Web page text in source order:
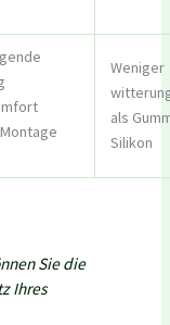
Weniger
als
Silikon
Sie die
Ihres